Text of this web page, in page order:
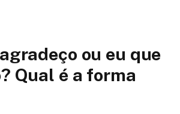
ou eu que
Qual é a forma